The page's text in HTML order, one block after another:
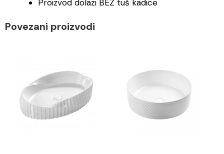
Proizvod dolazi BEZ tuš kadice
Povezani proizvodi